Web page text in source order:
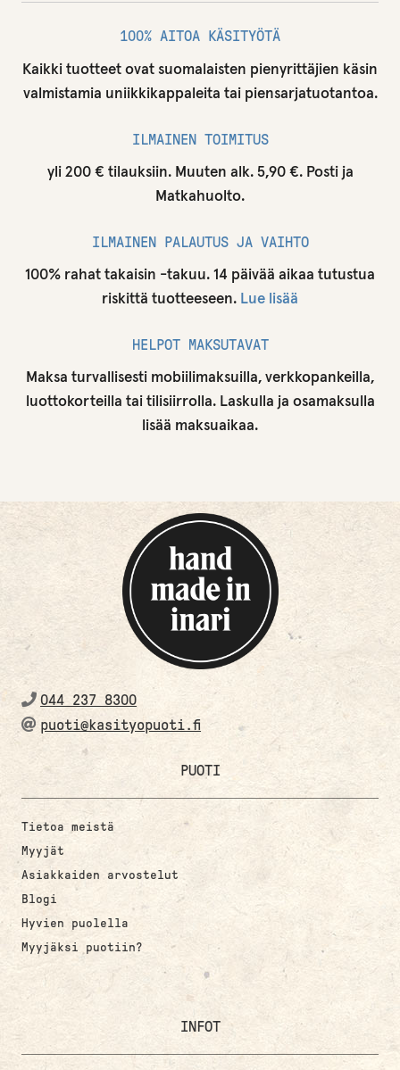
100% AITOA KÄSITYÖTÄ
Kaikki tuotteet ovat suomalaisten pienyrittäjien käsin
valmistamia uniikkikappaleita tai piensarjatuotantoa.
ILMAINEN TOIMITUS
yli 200 € tilauksiin. Muuten alk. 5,90 €. Posti ja
Matkahuolto.
ILMAINEN PALAUTUS JA VAIHTO
100% rahat takaisin -takuu. 14 päivää aikaa tutustua
riskittä tuotteeseen. Lue lisää
HELPOT MAKSUTAVAT
Maksa turvallisesti mobiilimaksuilla, verkkopankeilla,
luottokorteilla tai tilisiirrolla. Laskulla ja osamaksulla
lisää maksuaikaa.
044 237 8300
puoti@kasityopuoti.fi
PUOTI
Tietoa meistä
Myyjät
Asiakkaiden arvostelut
Blogi
Hyvien puolella
Myyjäksi puotiin?
INFOT